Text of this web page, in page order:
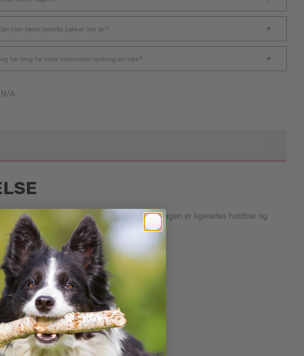
man hente bestilte pakker hos jer?
har brug for mere information omkring en vare?
N/A
nylon med stærke syninger. Karabinhagen er ligeledes holdbar og
i den ene ende.
line til gåturen.
om halsen og med på gåturen.